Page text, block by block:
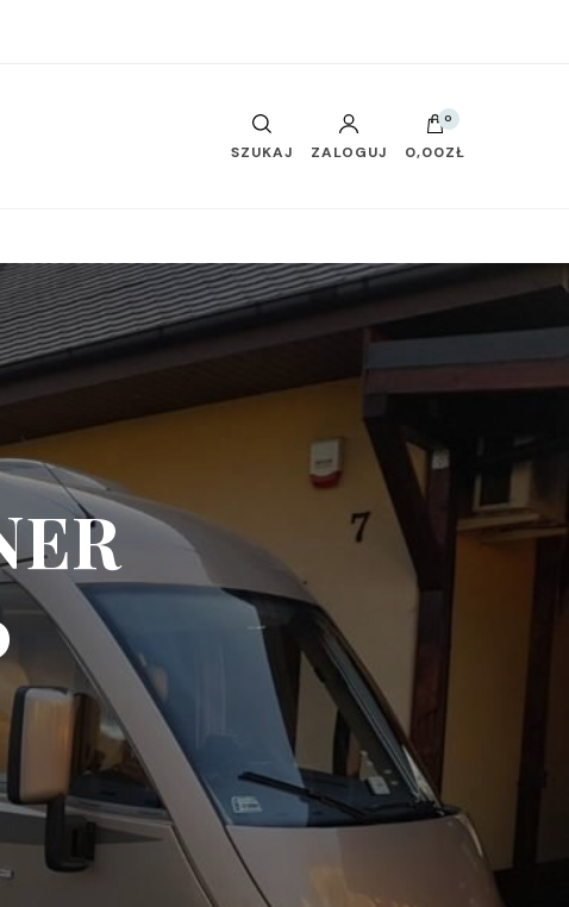
SZUKAJ ZALOGUJ
0
0,00ZŁ